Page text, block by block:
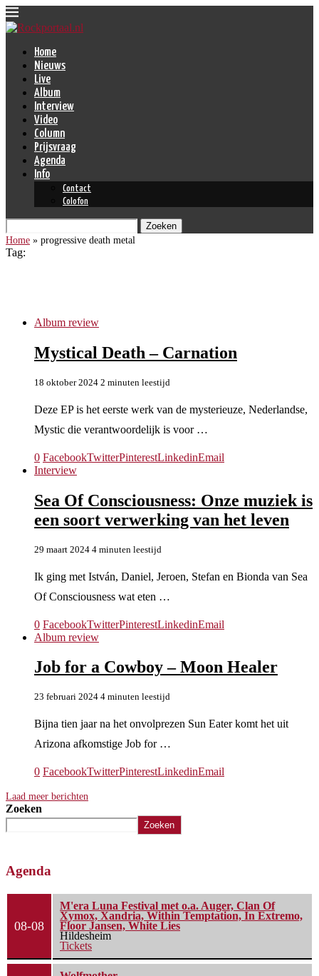
Home
Nieuws
Live
Album
Interview
Video
Column
Prijsvraag
Agenda
Info
Contact
Colofon
Zoeken
Home » progressive death metal
Tag:
Album review
Mystical Death – Carnation
18 oktober 2024 2 minuten leestijd
Deze EP is het eerste werk van de mysterieuze, Nederlandse,
Mystic die verantwoordelijk is voor …
0 FacebookTwitterPinterestLinkedinEmail
Interview
Sea Of Consciousness: Onze muziek is
een soort verwerking van het leven
29 maart 2024 4 minuten leestijd
Ik ging met István, Daniel, Jeroen, Stefan en Bionda van Sea
Of Consciousness wat eten …
0 FacebookTwitterPinterestLinkedinEmail
Album review
Job for a Cowboy – Moon Healer
23 februari 2024 4 minuten leestijd
Bijna tien jaar na het onvolprezen Sun Eater komt het uit
Arizona afkomstige Job for …
0 FacebookTwitterPinterestLinkedinEmail
Laad meer berichten
Zoeken
Zoeken
Agenda
08-08
M'era Luna Festival met o.a. Auger, Clan Of
Xymox, Xandria, Within Temptation, In Extremo,
Floor Jansen, White Lies
Hildesheim
Tickets